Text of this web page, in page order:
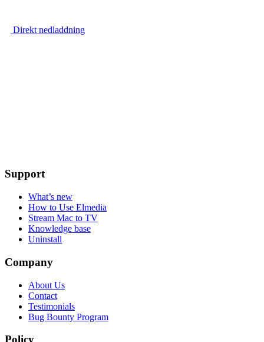
Direkt nedladdning
Support
What’s new
How to Use Elmedia
Stream Mac to TV
Knowledge base
Uninstall
Company
About Us
Contact
Testimonials
Bug Bounty Program
Policy